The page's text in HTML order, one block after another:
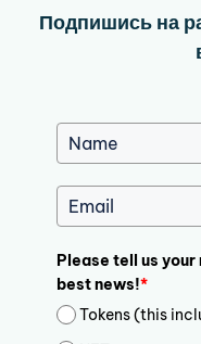
Подпишись на
Please tell us
best news!*
Tokens (this